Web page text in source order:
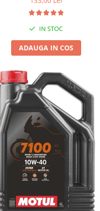
IN STOC
ADAUGA IN COS